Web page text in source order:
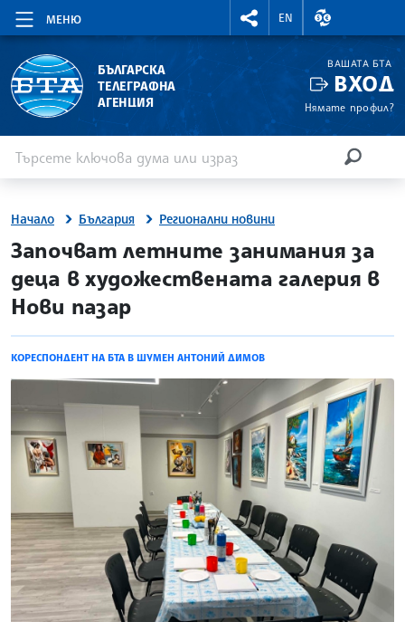
МЕНЮ
RIGHTMENU.SOCIAL
EN
ВАЛУТНИ
БЪЛГАРСКА
ТЕЛЕГРАФНА
АГЕНЦИЯ
ВАШАТА БТА
ВХОД
Нямате профил?
Начало България Регионални новини
site.bta
Започват летните занимания за
деца в художествената галерия в
Нови пазар
КОРЕСПОНДЕНТ НА БТА В ШУМЕН АНТОНИЙ ДИМОВ